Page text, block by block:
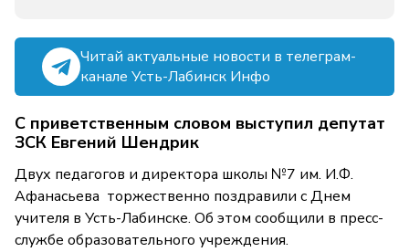
Читай актуальные новости в телеграм-
канале Усть-Лабинск Инфо
С приветственным словом выступил депутат
ЗСК Евгений Шендрик
Двух педагогов и директора школы №7 им. И.Ф.
Афанасьева торжественно поздравили с Днем
учителя в Усть-Лабинске. Об этом сообщили в пресс-
службе образовательного учреждения.